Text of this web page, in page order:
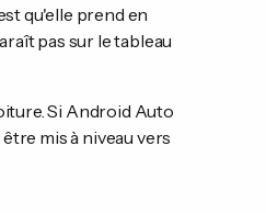
qu'elle prend en
pas sur le tableau
Si Android Auto
mis à niveau vers